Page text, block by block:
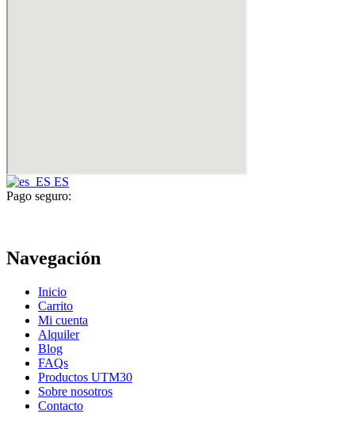
ES
Pago seguro:
Navegación
Inicio
Carrito
Mi cuenta
Alquiler
Blog
FAQs
Productos UTM30
Sobre nosotros
Contacto